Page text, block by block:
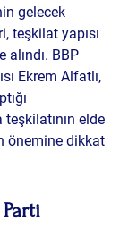
gelecek
teşkilat yapısı
BBP
Ekrem Alfatlı,
elde
önemine dikkat